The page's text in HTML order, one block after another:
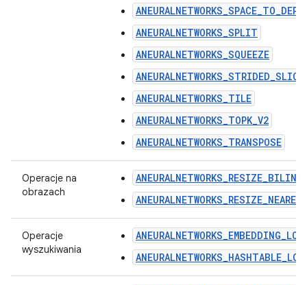
ANEURALNETWORKS_SPLIT
ANEURALNETWORKS_SQUEEZE
ANEURALNETWORKS_STRIDED_SLICE
ANEURALNETWORKS_TILE
ANEURALNETWORKS_TOPK_V2
ANEURALNETWORKS_TRANSPOSE
Operacje na
obrazach
Operacje
wyszukiwania